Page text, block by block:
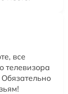
все
телевизора